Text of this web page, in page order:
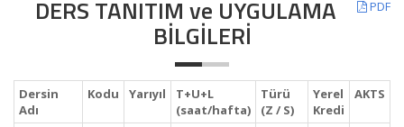
PDF
DERS TANITIM ve UYGULAMA
BİLGİLERİ
Dersin
Adı
Kodu Yarıyıl
T+U+L
(saat/hafta)
Türü
(Z / S)
Yerel
Kredi
AKTS